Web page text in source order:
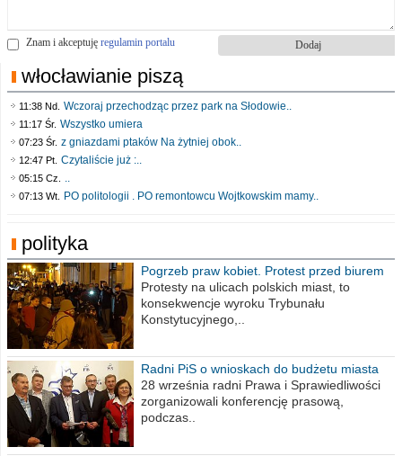
Znam i akceptuję regulamin portalu
włocławianie piszą
11:38 Nd. Wczoraj przechodząc przez park na Słodowie..
11:17 Śr. Wszystko umiera
07:23 Śr. z gniazdami ptaków Na żytniej obok..
12:47 Pt. Czytaliście już :..
05:15 Cz. ..
07:13 Wt. PO politologii . PO remontowcu Wojtkowskim mamy..
polityka
Pogrzeb praw kobiet. Protest przed biurem
poselskim PiS
Protesty na ulicach polskich miast, to
konsekwencje wyroku Trybunału
Konstytucyjnego,..
Radni PiS o wnioskach do budżetu miasta
na 2021 rok
28 września radni Prawa i Sprawiedliwości
zorganizowali konferencję prasową,
podczas..